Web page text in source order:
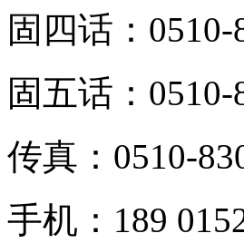
固四话：
固五话：
传真：0510-
手机：189